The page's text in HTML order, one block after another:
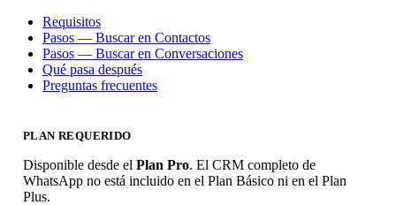
Requisitos
Pasos — Buscar en Contactos
Pasos — Buscar en Conversaciones
Qué pasa después
Preguntas frecuentes
PLAN REQUERIDO
Disponible desde el Plan Pro. El CRM completo de
WhatsApp no está incluido en el Plan Básico ni en el Plan
Plus.